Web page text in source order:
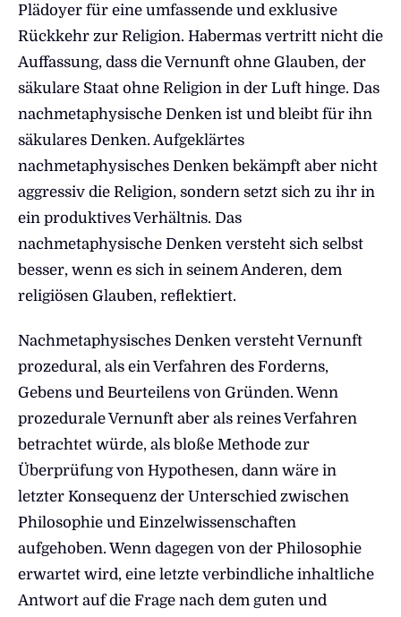
Plädoyer für eine umfassende und exklusive
Rückkehr zur Religion. Habermas vertritt nicht die
Auffassung, dass die Vernunft ohne Glauben, der
säkulare Staat ohne Religion in der Luft hinge. Das
nachmetaphysische Denken ist und bleibt für ihn
säkulares Denken. Aufgeklärtes
nachmetaphysisches Denken bekämpft aber nicht
aggressiv die Religion, sondern setzt sich zu ihr in
ein produktives Verhältnis. Das
nachmetaphysische Denken versteht sich selbst
besser, wenn es sich in seinem Anderen, dem
religiösen Glauben, reflektiert.
Nachmetaphysisches Denken versteht Vernunft
prozedural, als ein Verfahren des Forderns,
Gebens und Beurteilens von Gründen. Wenn
prozedurale Vernunft aber als reines Verfahren
betrachtet würde, als bloße Methode zur
Überprüfung von Hypothesen, dann wäre in
letzter Konsequenz der Unterschied zwischen
Philosophie und Einzelwissenschaften
aufgehoben. Wenn dagegen von der Philosophie
erwartet wird, eine letzte verbindliche inhaltliche
Antwort auf die Frage nach dem guten und